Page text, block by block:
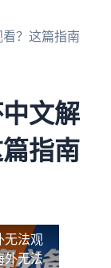
？这篇指南
文解
指南
无法观
外无法